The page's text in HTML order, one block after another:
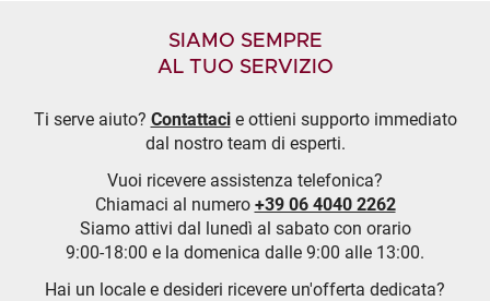
SIAMO SEMPRE
AL TUO SERVIZIO
Ti serve aiuto? Contattacie ottieni supporto immediato
dal nostro team di esperti.
Vuoi ricevere assistenza telefonica?
Chiamaci al numero +39 06 4040 2262
Siamo attivi dal lunedì al sabato con orario
9:00-18:00 e la domenica dalle 9:00 alle 13:00.
Hai un locale e desideri ricevere un'offerta dedicata?